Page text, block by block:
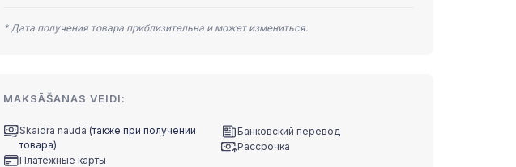
* Дата получения товара приблизительна и может измениться.
MAKSĀŠANAS VEIDI:
Skaidrā naudā (также при получении
товара)
Платёжные карты
Банковский перевод
Рассрочка